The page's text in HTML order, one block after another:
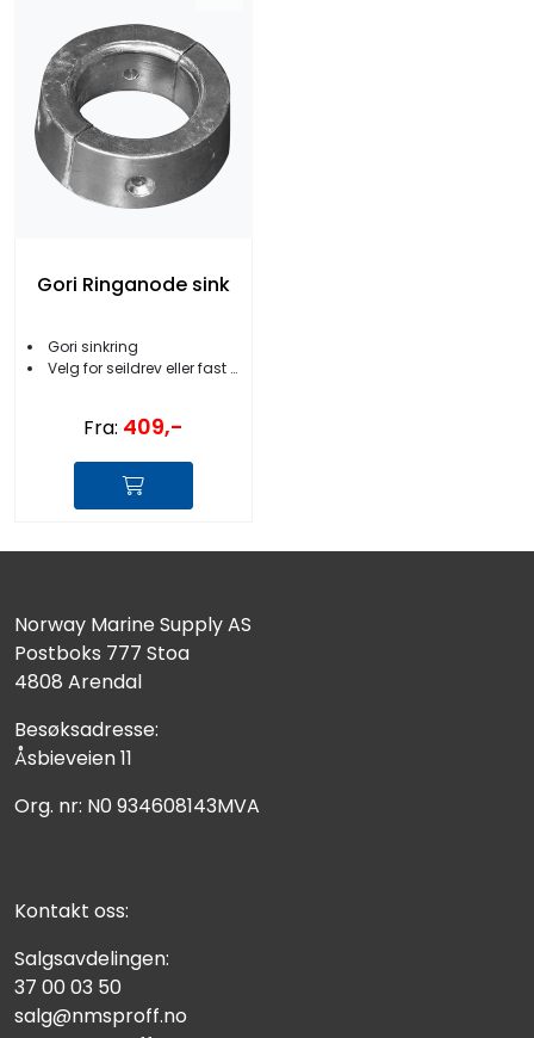
Gori Ringanode sink
Gori sinkring
Velg for seildrev eller fast aksel
Fra: 409,-
Norway Marine Supply AS
Postboks 777 Stoa
4808 Arendal
Besøksadresse:
Åsbieveien 11
Org. nr: N0 934608143MVA
Kontakt oss:
Salgsavdelingen:
37 00 03 50
salg@nmsproff.no